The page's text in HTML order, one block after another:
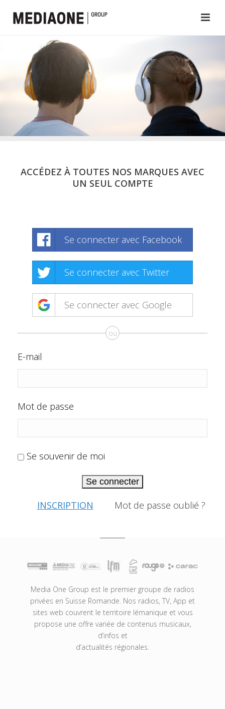
ACCÉDEZ À TOUTES NOS MARQUES AVEC
UN SEUL COMPTE
Se connecter avec Facebook
Se connecter avec Twitter
Se connecter avec Google
ou
E-mail
Mot de passe
Se souvenir de moi
Se connecter
INSCRIPTION Mot de passe oublié ?
Media One Group est le premier groupe de radios
privées en Suisse Romande. Nos radios, TV, App et
sites web couvrent le territoire lémanique et vous
propose une offre variée de contenus musicaux,
d’infos et
d’actualités régionales.